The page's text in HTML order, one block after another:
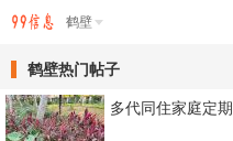
鹤壁
鹤壁热门帖子
多代同住家庭定